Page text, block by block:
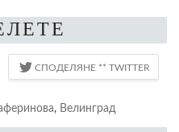
, Велинград